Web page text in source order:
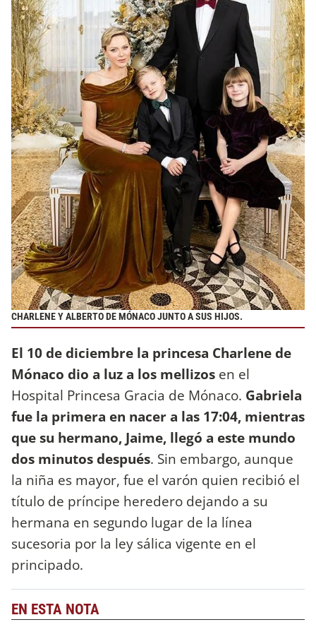
CHARLENE Y ALBERTO DE MÓNACO JUNTO A SUS HIJOS.
El 10 de diciembre la princesa Charlene de
Mónaco dio a luz a los mellizos en el
Hospital Princesa Gracia de Mónaco. Gabriela
fue la primera en nacer a las 17:04, mientras
que su hermano, Jaime, llegó a este mundo
dos minutos después. Sin embargo, aunque
la niña es mayor, fue el varón quien recibió el
título de príncipe heredero dejando a su
hermana en segundo lugar de la línea
sucesoria por la ley sálica vigente en el
principado.
EN ESTA NOTA